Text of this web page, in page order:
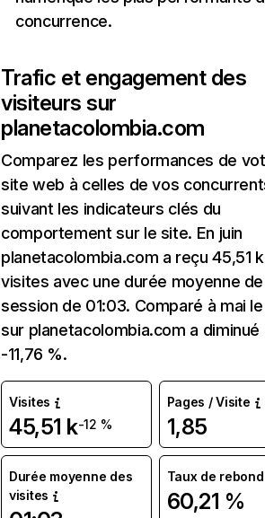
concurrence.
Trafic et engagement des
visiteurs sur
planetacolombia.com
Comparez les performances de
site web à celles de vos
suivant les indicateurs clés du
comportement sur le site. En juin
planetacolombia.com a reçu 45,51 k
visites avec une durée moyenne
session de 01:03. Comparé à mai
sur planetacolombia.com a diminué
-11,76 %.
Visites
45,51 k-12 %
Pages / Visite
1,85
Durée moyenne des
visites
Taux de rebond
60,21 %